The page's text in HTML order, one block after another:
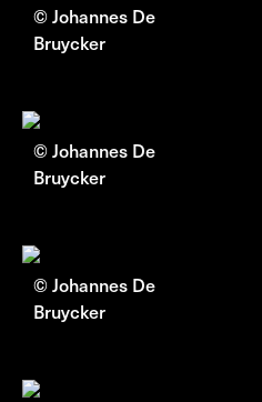
© Johannes De
Bruycker
© Johannes De
Bruycker
© Johannes De
Bruycker